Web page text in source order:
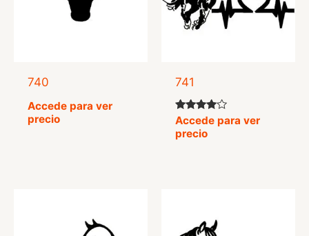
740
Accede para ver
precio
741
Valorado
con
4.50
Accede para ver
precio